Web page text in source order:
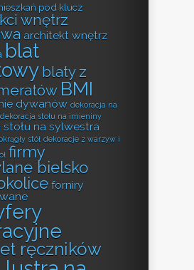
pod klucz
wnętrz
architekt wnętrz
blat
blaty z
BMI
dywanów dekoracja na
dekoracja stołu na imieniny
stołu na sylwestra
stół dekoracje z warzyw i
firmy
bielsko
forniry
ręczników